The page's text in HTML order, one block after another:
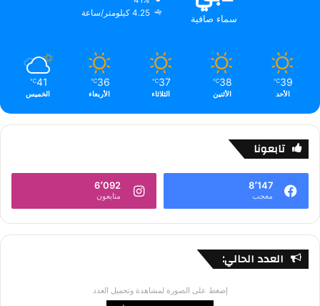
سماء صافية
4.25 كيلومتر/ساعة
39
℃
الأحد
38
℃
الأثنين
37
℃
الثلاثاء
36
℃
الأربعاء
41
℃
الخميس
تابعونا
8٬147
معجب
6٬092
متابعون
العدد الحالي:
إضغط على الصورة لمشاهدة وتحميل العدد